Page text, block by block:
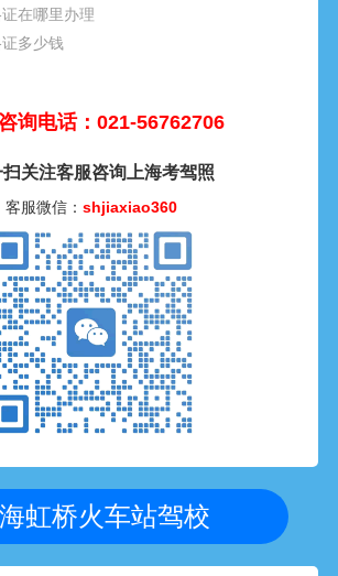
在哪里办理
多少钱
询电话：021-56762706
关注客服咨询上海考驾照
客服微信： shjiaxiao360
海虹桥火车站驾校